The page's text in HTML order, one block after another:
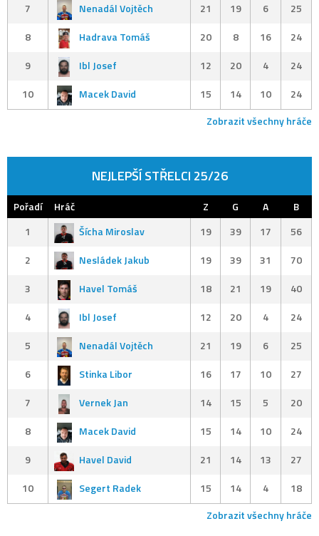
7
Nenadál Vojtěch 21 19 6
25
8
Hadrava Tomáš 20 8 16
24
9
Ibl Josef 12 20 4
24
10
Macek David 15 14 10
24
Zobrazit všechny hráče
NEJLEPŠÍ STŘELCI 25/26
Pořadí Hráč Z G A
B
1
Šícha Miroslav 19 39 17
56
2
Nesládek Jakub 19 39 31
70
3
Havel Tomáš 18 21 19
40
4
Ibl Josef 12 20 4
24
5
Nenadál Vojtěch 21 19 6
25
6
Stinka Libor 16 17 10
27
7
Vernek Jan 14 15 5
20
8
Macek David 15 14 10
24
9
Havel David 21 14 13
27
10
Segert Radek 15 14 4
18
Zobrazit všechny hráče